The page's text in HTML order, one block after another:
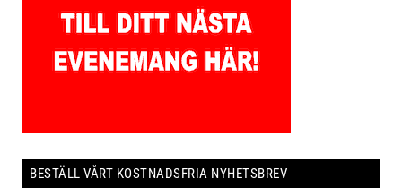
BESTÄLL VÅRT KOSTNADSFRIA NYHETSBREV